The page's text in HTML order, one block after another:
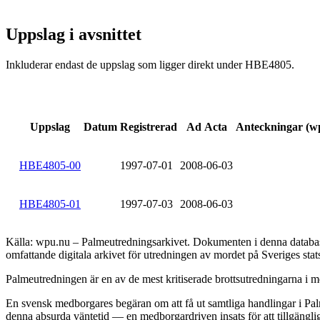
Uppslag i avsnittet
Inkluderar endast de uppslag som ligger direkt under HBE4805.
Uppslag Datum Registrerad Ad Acta Anteckningar
HBE4805-00 1997-07-01 2008-06-03
HBE4805-01 1997-07-03 2008-06-03
Källa: wpu.nu – Palmeutredningsarkivet. Dokumenten i denna
omfattande digitala arkivet för utredningen av mordet på Sveriges
Palmeutredningen är en av de mest kritiserade brottsutredningarna i
En svensk medborgares begäran om att få ut samtliga handlingar i
denna absurda väntetid — en medborgardriven insats för att